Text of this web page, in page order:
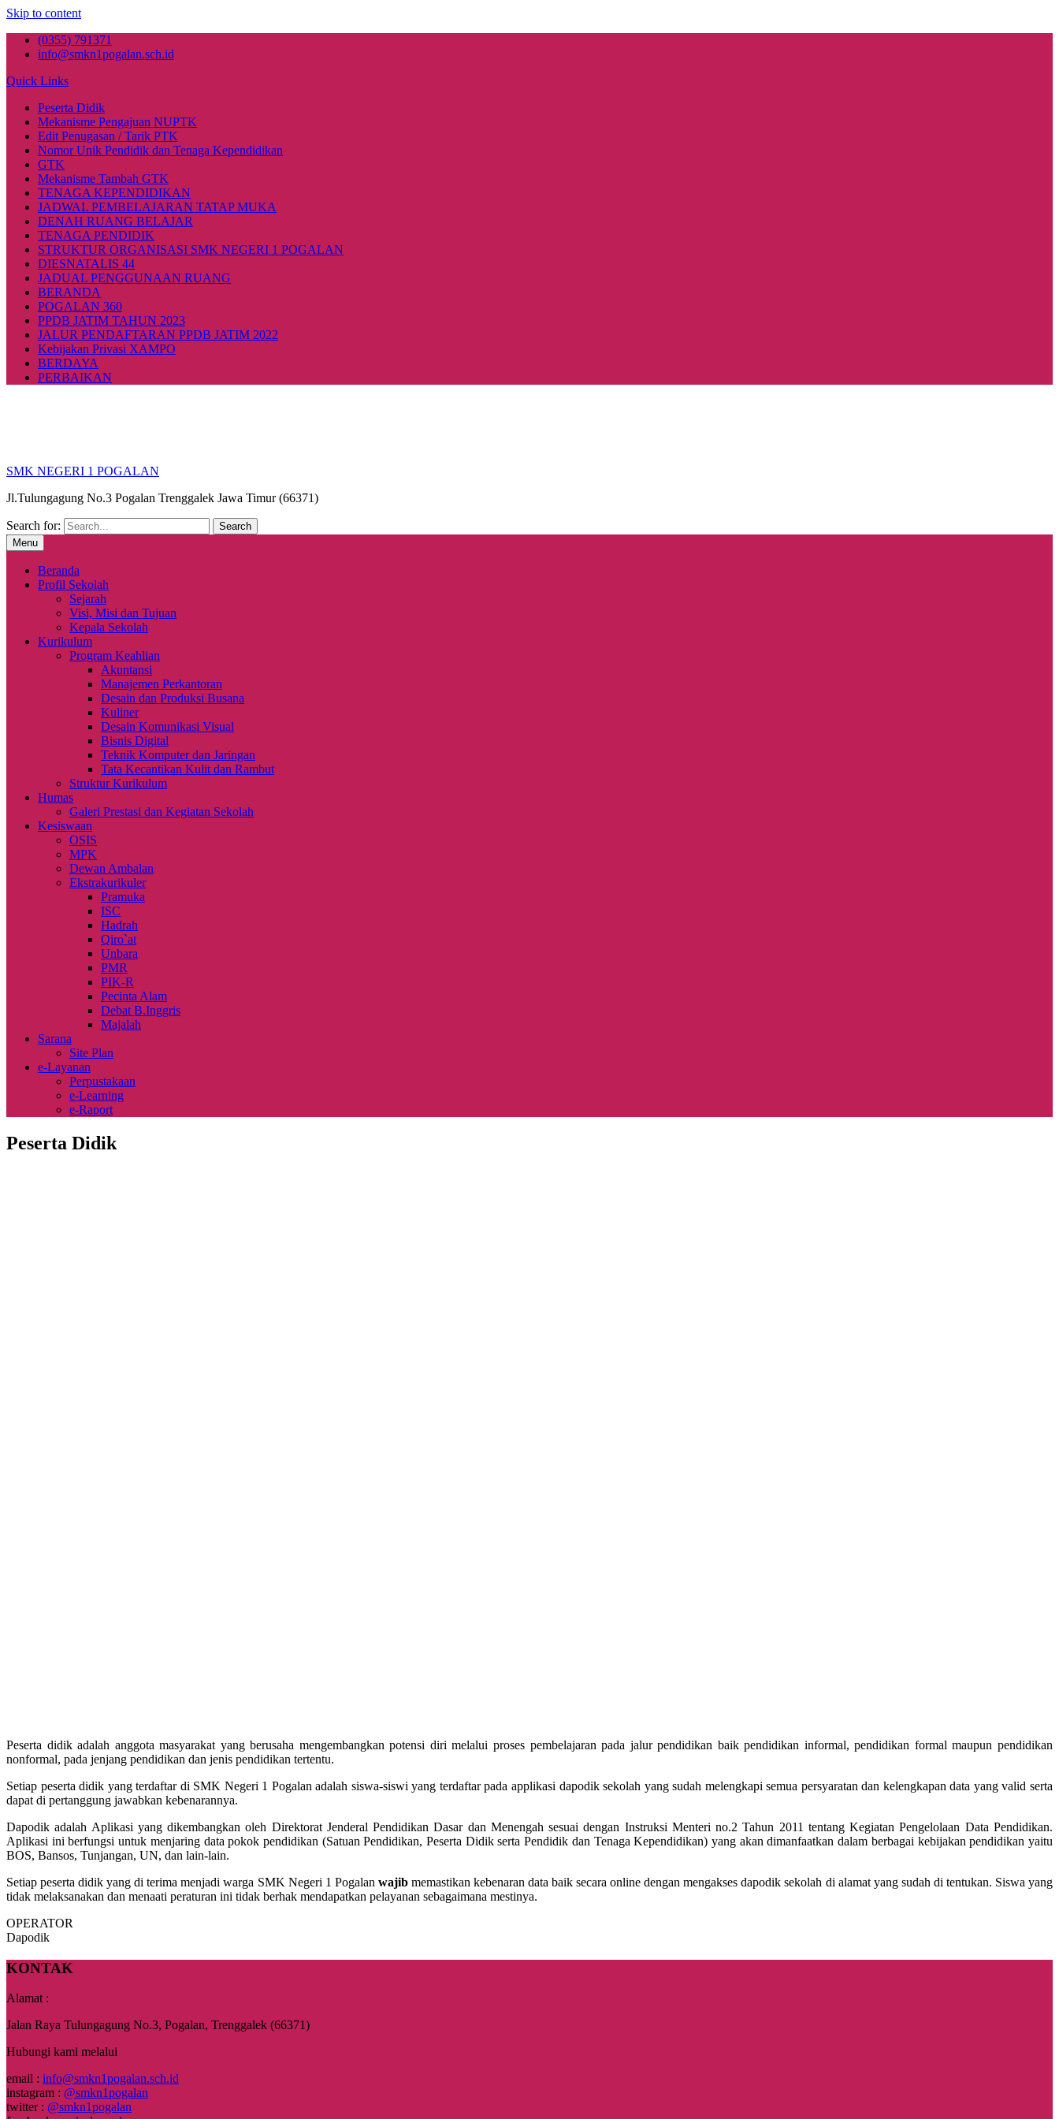
Skip to content
(0355) 791371
info@smkn1pogalan.sch.id
Quick Links
Peserta Didik
Mekanisme Pengajuan NUPTK
Edit Penugasan / Tarik PTK
Nomor Unik Pendidik dan Tenaga Kependidikan
GTK
Mekanisme Tambah GTK
TENAGA KEPENDIDIKAN
JADWAL PEMBELAJARAN TATAP MUKA
DENAH RUANG BELAJAR
TENAGA PENDIDIK
STRUKTUR ORGANISASI SMK NEGERI 1 POGALAN
DIESNATALIS 44
JADUAL PENGGUNAAN RUANG
BERANDA
POGALAN 360
PPDB JATIM TAHUN 2023
JALUR PENDAFTARAN PPDB JATIM 2022
Kebijakan Privasi XAMPO
BERDAYA
PERBAIKAN
SMK NEGERI 1 POGALAN
Jl.Tulungagung No.3 Pogalan Trenggalek Jawa Timur (66371)
Search for:
Menu
Beranda
Profil Sekolah
Sejarah
Visi, Misi dan Tujuan
Kepala Sekolah
Kurikulum
Program Keahlian
Akuntansi
Manajemen Perkantoran
Desain dan Produksi Busana
Kuliner
Desain Komunikasi Visual
Bisnis Digital
Teknik Komputer dan Jaringan
Tata Kecantikan Kulit dan Rambut
Struktur Kurikulum
Humas
Galeri Prestasi dan Kegiatan Sekolah
Kesiswaan
OSIS
MPK
Dewan Ambalan
Ekstrakurikuler
Pramuka
ISC
Hadrah
Qiro`at
Unbara
PMR
PIK-R
Pecinta Alam
Debat B.Inggris
Majalah
Sarana
Site Plan
e-Layanan
Perpustakaan
e-Learning
e-Raport
Peserta Didik
Peserta didik adalah anggota masyarakat yang berusaha mengembangkan potensi diri melalui proses pembelajaran pada jalur pendidikan baik pendidikan informal, pendidikan formal maupun pendidikan
nonformal, pada jenjang pendidikan dan jenis pendidikan tertentu.
Setiap peserta didik yang terdaftar di SMK Negeri 1 Pogalan adalah siswa-siswi yang terdaftar pada applikasi dapodik sekolah yang sudah melengkapi semua persyaratan dan kelengkapan data yang valid serta
dapat di pertanggung jawabkan kebenarannya.
Dapodik adalah Aplikasi yang dikembangkan oleh Direktorat Jenderal Pendidikan Dasar dan Menengah sesuai dengan Instruksi Menteri no.2 Tahun 2011 tentang Kegiatan Pengelolaan Data Pendidikan.
Aplikasi ini berfungsi untuk menjaring data pokok pendidikan (Satuan Pendidikan, Peserta Didik serta Pendidik dan Tenaga Kependidikan) yang akan dimanfaatkan dalam berbagai kebijakan pendidikan yaitu
BOS, Bansos, Tunjangan, UN, dan lain-lain.
Setiap peserta didik yang di terima menjadi warga SMK Negeri 1 Pogalan wajibmemastikan kebenaran data baik secara online dengan mengakses dapodik sekolah di alamat yang sudah di tentukan. Siswa yang
tidak melaksanakan dan menaati peraturan ini tidak berhak mendapatkan pelayanan sebagaimana mestinya.
OPERATOR
Dapodik
KONTAK
Alamat :
Jalan Raya Tulungagung No.3, Pogalan, Trenggalek (66371)
Hubungi kami melalui
email : info@smkn1pogalan.sch.id
instagram : @smkn1pogalan
twitter : @smkn1pogalan